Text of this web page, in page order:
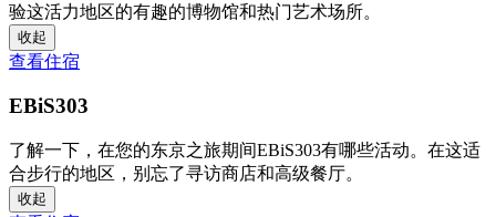
验这活力地区的有趣的博物馆和热门艺术场所。
收起
查看住宿
EBiS303
了解一下，在您的东京之旅期间EBiS303有哪些活动。在这适
合步行的地区，别忘了寻访商店和高级餐厅。
收起